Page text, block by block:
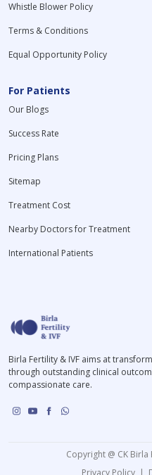
Whistle Blower Policy
Terms & Conditions
Equal Opportunity Policy
For Patients
Our Blogs
Success Rate
Pricing Plans
Sitemap
Treatment Cost
Nearby Doctors for Treatment
International Patients
Birla Fertility & IVF aims at
through outstanding clinical
compassionate care.
Copyright @ CK
Privacy Policy |